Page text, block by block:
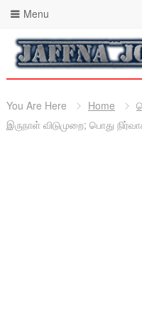
Menu
You Are Here Home
இருநாள் விடுமுறை; பொது